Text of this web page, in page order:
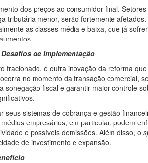
dos preços ao consumidor final.
tributária menor, serão fortemente
as classes média e baixa, que já
de Implementação
fracionado, é outra inovação da reforma
no momento da transação comercial,
sonegação fiscal e garantir maior controle
seus sistemas de cobrança e gestão
empresários, em particular, podem
e possíveis demissões. Além disso, o
de investimento e expansão.